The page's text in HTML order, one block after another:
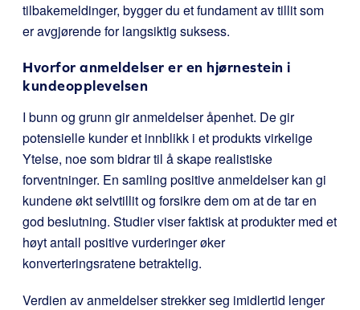
tilbakemeldinger, bygger du et fundament av tillit som
er avgjørende for langsiktig suksess.
Hvorfor anmeldelser er en hjørnestein i
kundeopplevelsen
I bunn og grunn gir anmeldelser åpenhet. De gir
potensielle kunder et innblikk i et produkts virkelige
Ytelse, noe som bidrar til å skape realistiske
forventninger. En samling positive anmeldelser kan gi
kundene økt selvtillit og forsikre dem om at de tar en
god beslutning. Studier viser faktisk at produkter med et
høyt antall positive vurderinger øker
konverteringsratene betraktelig.
Verdien av anmeldelser strekker seg imidlertid lenger